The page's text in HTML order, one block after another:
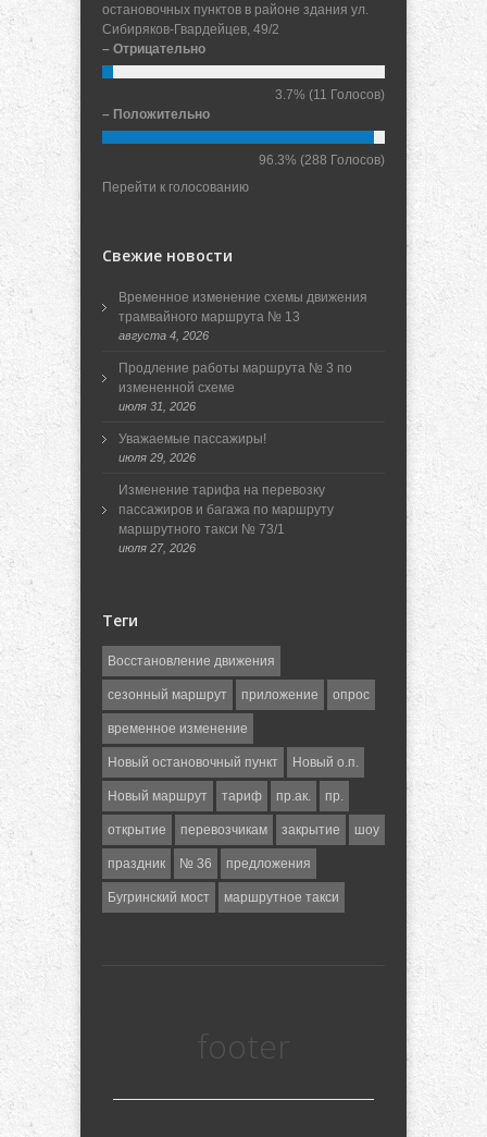
остановочных пунктов в районе здания ул.
Сибиряков-Гвардейцев, 49/2
– Отрицательно
3.7% (11 Голосов)
– Положительно
96.3% (288 Голосов)
Перейти к голосованию
Свежие новости
Временное изменение схемы движения
трамвайного маршрута № 13
августа 4, 2026
Продление работы маршрута № 3 по
измененной схеме
июля 31, 2026
Уважаемые пассажиры!
июля 29, 2026
Изменение тарифа на перевозку
пассажиров и багажа по маршруту
маршрутного такси № 73/1
июля 27, 2026
Теги
Восстановление движения
сезонный маршрут приложение опрос
временное изменение
Новый остановочный пункт Новый о.п.
Новый маршрут тариф пр.ак. пр.
открытие перевозчикам закрытие шоу
праздник № 36 предложения
Бугринский мост маршрутное такси
footer